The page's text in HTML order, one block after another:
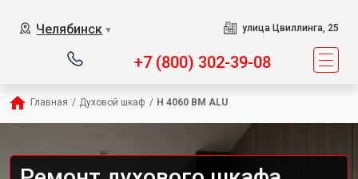
Челябинск ▼ улица Цвиллинга, 25
+7 (800) 302-39-08
Главная / Духовой шкаф / H 4060 BM ALU